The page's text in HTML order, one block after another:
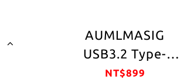
AUMLMASIG
USB3.2 Type-
C*1+USB3.0*1+19PIN
NT$899